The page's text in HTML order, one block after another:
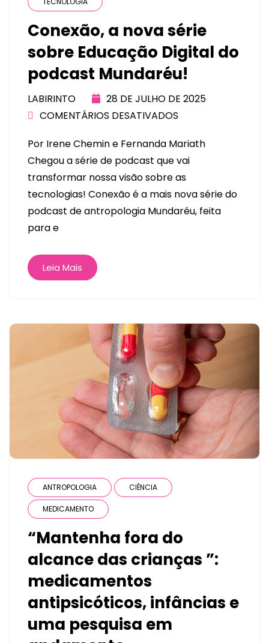
Conexão, a nova série
sobre Educação Digital do
podcast Mundaréu!
LABIRINTO
28 DE JULHO DE 2025
COMENTÁRIOS DESATIVADOS
Por Irene Chemin e Fernanda Mariath
Chegou a série de podcast que vai
transformar nossa visão sobre as
tecnologias! Conexão é a mais nova série do
podcast de antropologia Mundaréu, feita
para e
Leia Mais
ANTROPOLOGIA CIÊNCIA
MEDICAMENTO
“Mantenha fora do
alcance das crianças ”:
medicamentos
antipsicóticos, infâncias e
uma pesquisa em